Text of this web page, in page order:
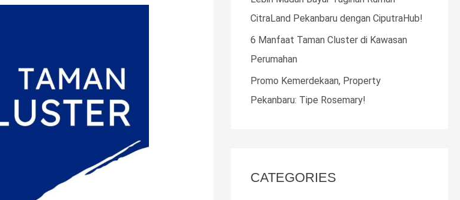
o
r
:
CitraLand Pekanbaru dengan CiputraHub!
6 Manfaat Taman Cluster di Kawasan
Perumahan
Promo Kemerdekaan, Property
Pekanbaru: Tipe Rosemary!
CATEGORIES